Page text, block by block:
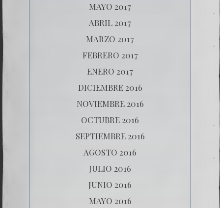
MAYO 2017
ABRIL 2017
MARZO 2017
FEBRERO 2017
ENERO 2017
DICIEMBRE 2016
NOVIEMBRE 2016
OCTUBRE 2016
SEPTIEMBRE 2016
AGOSTO 2016
JULIO 2016
JUNIO 2016
MAYO 2016